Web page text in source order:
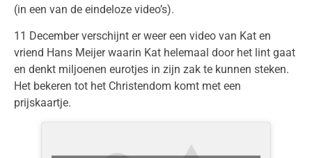
(in een van de eindeloze video’s).
11 December verschijnt er weer een video van Kat en
vriend Hans Meijer waarin Kat helemaal door het lint gaat
en denkt miljoenen eurotjes in zijn zak te kunnen steken.
Het bekeren tot het Christendom komt met een
prijskaartje.